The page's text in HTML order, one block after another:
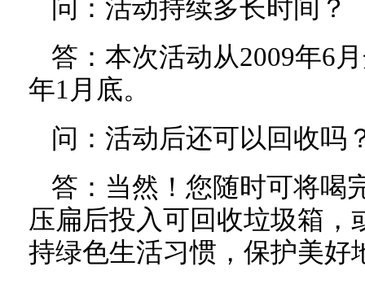
问：活动持续多长时间？
答：本次活动从2009年6
年1月底。
问：活动后还可以回收吗
答：当然！您随时可将喝
压扁后投入可回收垃圾箱，
持绿色生活习惯，保护美好